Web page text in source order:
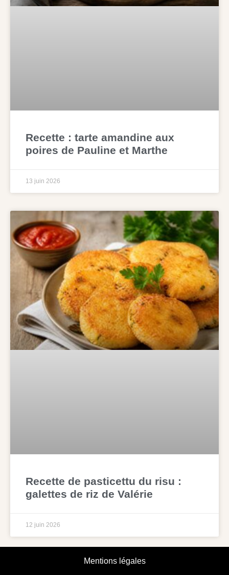
Recette : tarte amandine aux
poires de Pauline et Marthe
13 juin 2026
Recette de pasticettu du risu :
galettes de riz de Valérie
12 juin 2026
Mentions légales